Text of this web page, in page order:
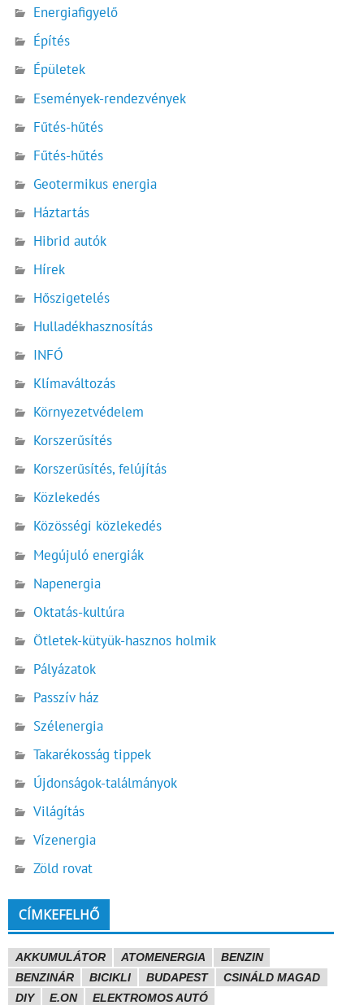
Energiafigyelő
Építés
Épületek
Események-rendezvények
Fűtés-hűtés
Fűtés-hűtés
Geotermikus energia
Háztartás
Hibrid autók
Hírek
Hőszigetelés
Hulladékhasznosítás
INFÓ
Klímaváltozás
Környezetvédelem
Korszerűsítés
Korszerűsítés, felújítás
Közlekedés
Közösségi közlekedés
Megújuló energiák
Napenergia
Oktatás-kultúra
Ötletek-kütyük-hasznos holmik
Pályázatok
Passzív ház
Szélenergia
Takarékosság tippek
Újdonságok-találmányok
Világítás
Vízenergia
Zöld rovat
CÍMKEFELHŐ
AKKUMULÁTOR ATOMENERGIA
BENZIN
BENZINÁR
BICIKLI BUDAPEST
CSINÁLD MAGAD
DIY
E.ON
ELEKTROMOS AUTÓ